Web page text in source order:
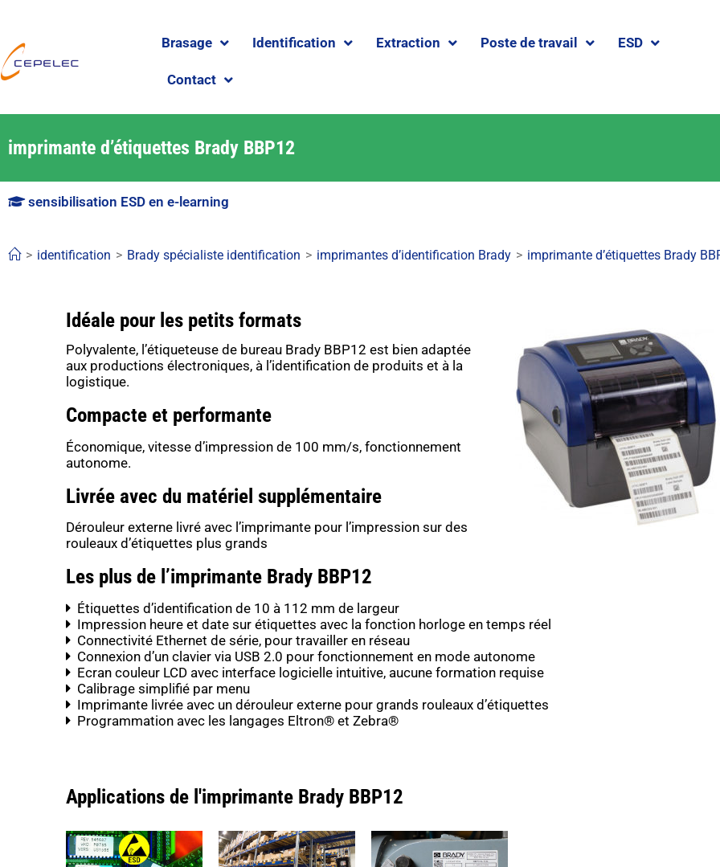
Brasage Identification Extraction Poste de travail ESD
Contact
imprimante d’étiquettes Brady BBP12
sensibilisation ESD en e-learning
> identification > Brady spécialiste identification > imprimantes d’identification Brady > imprimante d’étiquettes Brady
Idéale pour les petits formats
Polyvalente, l’étiqueteuse de bureau Brady BBP12 est bien adaptée
aux productions électroniques, à l’identification de produits et à la
logistique.
Compacte et performante
Économique, vitesse d’impression de 100 mm/s, fonctionnement
autonome.
Livrée avec du matériel supplémentaire
Dérouleur externe livré avec l’imprimante pour l’impression sur des
rouleaux d’étiquettes plus grands
Les plus de l’imprimante Brady BBP12
Étiquettes d’identification de 10 à 112 mm de largeur
Impression heure et date sur étiquettes avec la fonction horloge en temps réel
Connectivité Ethernet de série, pour travailler en réseau
Connexion d’un clavier via USB 2.0 pour fonctionnement en mode autonome
Ecran couleur LCD avec interface logicielle intuitive, aucune formation requise
Calibrage simplifié par menu
Imprimante livrée avec un dérouleur externe pour grands rouleaux d’étiquettes
Programmation avec les langages Eltron® et Zebra®
Applications de l'imprimante Brady BBP12